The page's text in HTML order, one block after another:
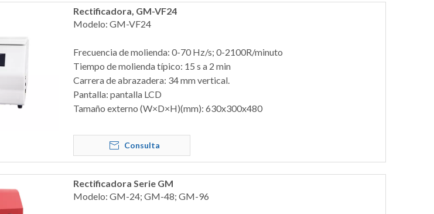
Rectificadora, GM-VF24
Modelo: GM-VF24
Frecuencia de molienda: 0-70 Hz/s; 0-2100R/minuto
Tiempo de molienda típico: 15 s a 2 min
Carrera de abrazadera: 34 mm vertical.
Pantalla: pantalla LCD
Tamaño externo (W×D×H)(mm): 630x300x480
Consulta
Rectificadora Serie GM
Modelo: GM-24; GM-48; GM-96